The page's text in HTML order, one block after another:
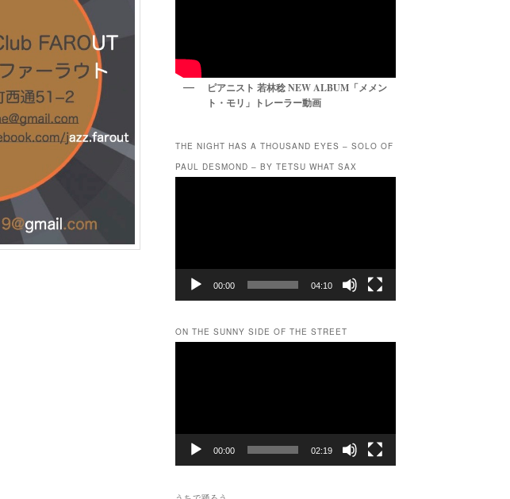
ピアニスト 若林稔 NEW ALBUM「メメン
ト・モリ」トレーラー動画
THE NIGHT HAS A THOUSAND EYES – SOLO OF
PAUL DESMOND – BY TETSU WHAT SAX
ー
00:00 04:10
ON THE SUNNY SIDE OF THE STREET
ー
00:00 02:19